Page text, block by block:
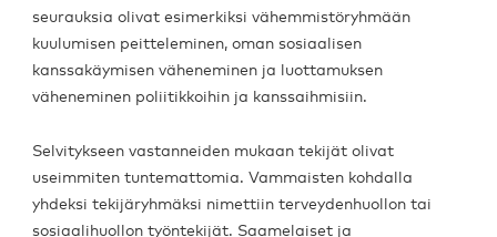
seurauksia olivat esimerkiksi vähemmistöryhmään
kuulumisen peitteleminen, oman sosiaalisen
kanssakäymisen väheneminen ja luottamuksen
väheneminen poliitikkoihin ja kanssaihmisiin.
Selvitykseen vastanneiden mukaan tekijät olivat
useimmiten tuntemattomia. Vammaisten kohdalla
yhdeksi tekijäryhmäksi nimettiin terveydenhuollon tai
sosiaalihuollon työntekijät. Saamelaiset ja